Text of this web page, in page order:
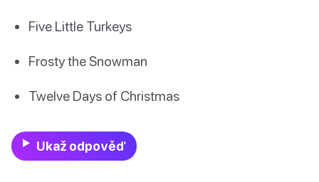
Five Little Turkeys
Frosty the Snowman
Twelve Days of Christmas
Ukaž odpověď